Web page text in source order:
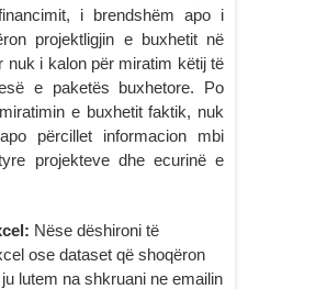
i brendshëm apo i
projektligjin e buxhetit në
nuk i kalon për miratim këtij të
e paketës buxhetore. Po
e buxhetit faktik, nuk
përcillet informacion mbi
projekteve dhe ecurinë e
Nëse dëshironi të
ose dataset që shoqëron
lutem na shkruani ne emailin